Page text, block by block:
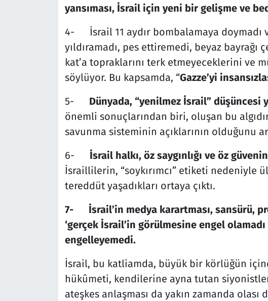
yansıması, İsrail için yeni bir gelişme ve
4-
İsrail 11 aydır bombalamaya
yıldıramadı, pes ettiremedi, beyaz
kat’a topraklarını terk etmeyeceklerini ve
söylüyor. Bu kapsamda, “Gazze’yi
5- Dünyada, “yenilmez İsrail” düşüncesi
önemli sonuçlarından biri, oluşan bu
savunma sisteminin açıklarının olduğunu
6- İsrail halkı, öz saygınlığı ve öz
İsraillilerin, “soykırımcı” etiketi nedeniyle
tereddüt yaşadıkları ortaya çıktı.
7- İsrail’in medya karartması, sansürü,
‘gerçek İsrail’in görülmesine engel
engelleyemedi.
İsrail, bu katliamda, büyük bir körlüğün
hükûmeti, kendilerine ayna tutan
ateşkes anlaşması da yakın zamanda olası